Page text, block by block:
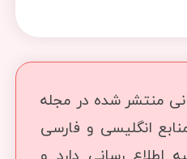
منتشر شده در مجله
انگلیسی و فارسی